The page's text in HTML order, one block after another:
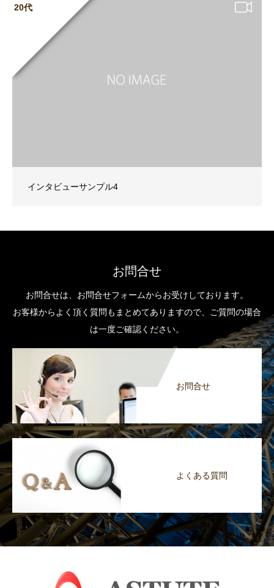
20代
インタビューサンプル4
お問合せ
お問合せは、お問合せフォームからお受けしております。
お客様からよく頂く質問もまとめてありますので、ご質問の場合
は一度ご確認ください。
お問合せ
よくある質問